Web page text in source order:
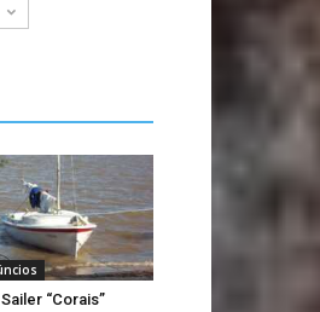
“Corais”